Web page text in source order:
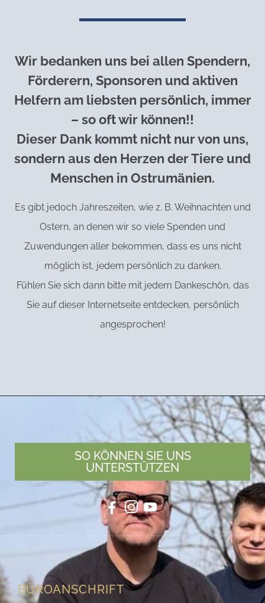
Wir bedanken uns bei allen Spendern,
Förderern, Sponsoren und aktiven
Helfern am liebsten persönlich, immer
– so oft wir können!!
Dieser Dank kommt nicht nur von uns,
sondern aus den Herzen der Tiere und
Menschen in Ostrumänien.
Es gibt jedoch Jahreszeiten, wie z. B. Weihnachten und
Ostern, an denen wir so viele Spenden und
Zuwendungen aller bekommen, dass es uns nicht
möglich ist, jedem persönlich zu danken.
Fühlen Sie sich dann bitte mit jedem Dankeschön, das
Sie auf dieser Internetseite entdecken, persönlich
angesprochen!
SO KÖNNEN SIE UNS
UNTERSTÜTZEN
BÜROANSCHRIFT